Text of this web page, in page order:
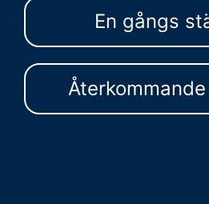
En gångs